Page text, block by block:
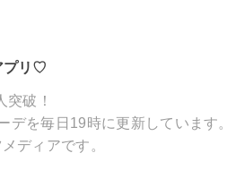
プリ♡
破！
を毎日19時に更新しています。
ディアです。